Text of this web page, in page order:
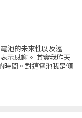
池的未來性以及遠
示感謝。 其實我昨天
時間。對這電池我是傾